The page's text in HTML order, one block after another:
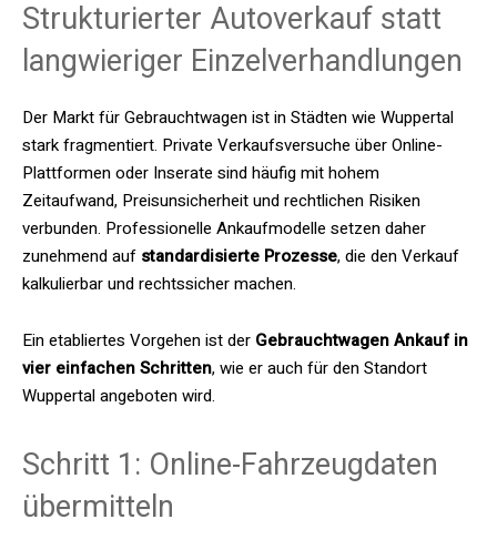
Strukturierter Autoverkauf statt
langwieriger Einzelverhandlungen
Der Markt für Gebrauchtwagen ist in Städten wie Wuppertal
stark fragmentiert. Private Verkaufsversuche über Online-
Plattformen oder Inserate sind häufig mit hohem
Zeitaufwand, Preisunsicherheit und rechtlichen Risiken
verbunden. Professionelle Ankaufmodelle setzen daher
zunehmend auf standardisierte Prozesse, die den Verkauf
kalkulierbar und rechtssicher machen.
Ein etabliertes Vorgehen ist der Gebrauchtwagen Ankauf in
vier einfachen Schritten, wie er auch für den Standort
Wuppertal angeboten wird.
Schritt 1: Online-Fahrzeugdaten
übermitteln